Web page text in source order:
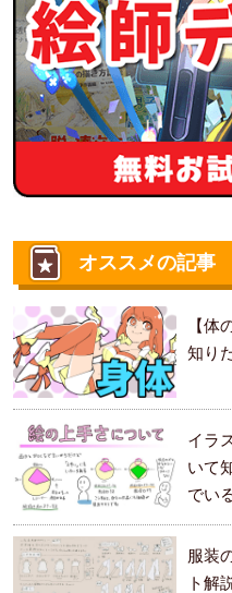
オススメの記事
【体
知り
イラ
いて
でい
服装
ト解